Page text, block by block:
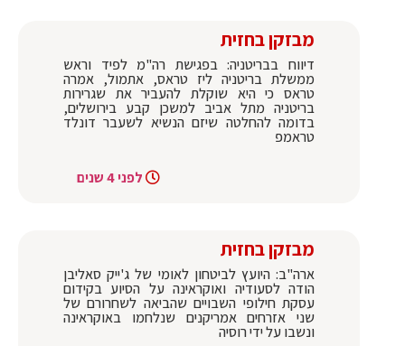
מבזקן בחזית
דיווח בבריטניה: בפגישת רה"מ לפיד וראש
ממשלת בריטניה ליז טראס, אתמול, אמרה
טראס כי היא שוקלת להעביר את שגרירות
בריטניה מתל אביב למשכן קבע בירושלים,
בדומה להחלטה שיזם הנשיא לשעבר דונלד
טראמפ
לפני 4 שנים
מבזקן בחזית
ארה"ב: היועץ לביטחון לאומי של ג'ייק סאליבן
הודה לסעודיה ואוקראינה על הסיוע בקידום
עסקת חילופי השבויים שהביאה לשחרורם של
שני אזרחים אמריקנים שנלחמו באוקראינה
ונשבו על ידי רוסיה